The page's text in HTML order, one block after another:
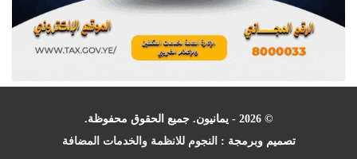
© 2026 - يمانيون. جميع الحقوق محفوظة.
تصميم وبرمجة : النجوم للانظمة والخدمات المضافة